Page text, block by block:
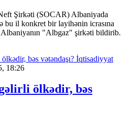
Şirkəti (SOCAR) Albaniyada
bu il konkret bir layihənin icrasına
Albaniyanın "Albgaz" şirkəti bildirib.
İqtisadiyyat
18:26
ölkədir, bəs